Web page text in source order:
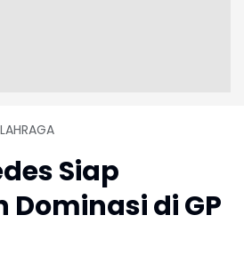
Siap
di GP